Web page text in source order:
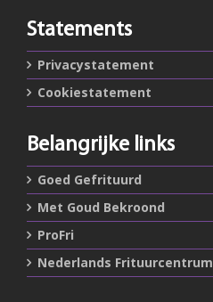
Statements
Privacystatement
Cookiestatement
Belangrijke links
Goed Gefrituurd
Met Goud Bekroond
ProFri
Nederlands Frituurcentrum